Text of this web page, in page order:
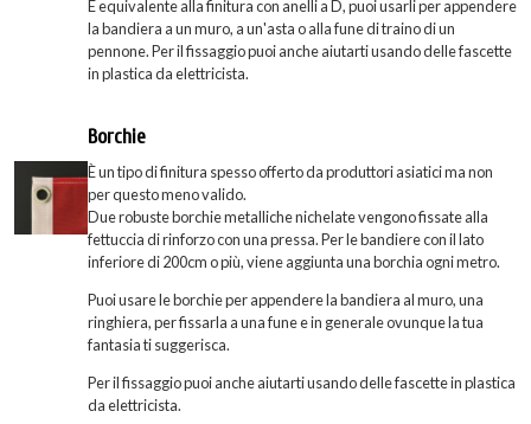
È equivalente alla finitura con anelli a D, puoi usarli per appendere
la bandiera a un muro, a un'asta o alla fune di traino di un
pennone. Per il fissaggio puoi anche aiutarti usando delle fascette
in plastica da elettricista.
Borchie
È un tipo di finitura spesso offerto da produttori asiatici ma non
per questo meno valido.
Due robuste borchie metalliche nichelate vengono fissate alla
fettuccia di rinforzo con una pressa. Per le bandiere con il lato
inferiore di 200cm o più, viene aggiunta una borchia ogni metro.
Puoi usare le borchie per appendere la bandiera al muro, una
ringhiera, per fissarla a una fune e in generale ovunque la tua
fantasia ti suggerisca.
Per il fissaggio puoi anche aiutarti usando delle fascette in plastica
da elettricista.